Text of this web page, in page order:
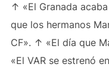
↑ «El Granada
que los hermanos
CF». ↑ «El día que
«El VAR se estrenó